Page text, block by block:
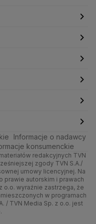
Informacje o nadawcy
konsumenckie
redakcyjnych TVN
zgody TVN S.A./
umowy licencyjnej. Na
prawie autorskim i prawach
o.o. wyraźnie zastrzega, że
w programach
/ TVN Media Sp. z o.o. jest